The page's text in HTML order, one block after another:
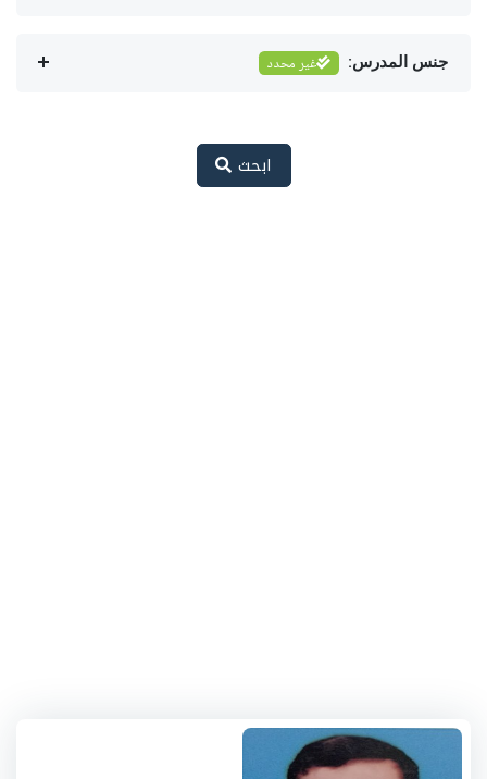
جنس المدرس: غير محدد
ابحث